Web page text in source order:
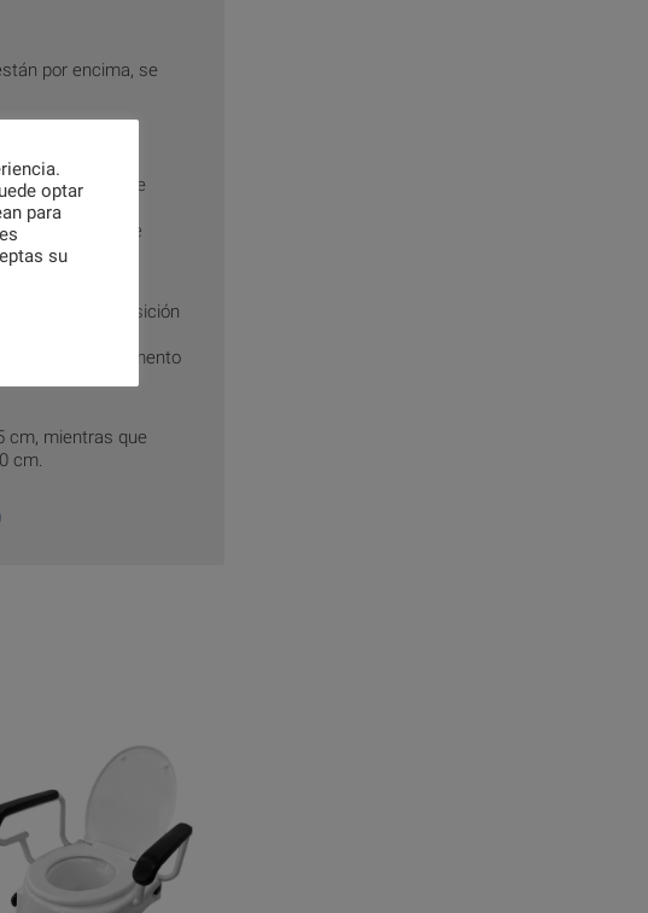
por encima, se
5 cm. Esto puede
Esto puede
y lograr una posición
evitar un aumento
cm, mientras que
cm.
optar
para
su